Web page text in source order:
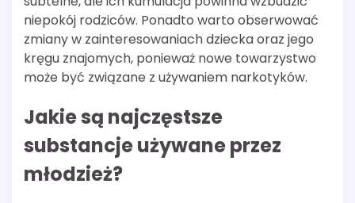
niepokój rodziców. Ponadto warto obserwować
zmiany w zainteresowaniach dziecka oraz jego
kręgu znajomych, ponieważ nowe towarzystwo
może być związane z używaniem narkotyków.
Jakie są najczęstsze
substancje używane przez
młodzież?